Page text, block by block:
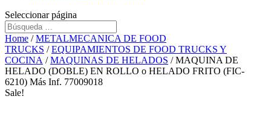
Seleccionar página
Home /METALMECANICA DE FOOD
TRUCKS /EQUIPAMIENTOS DE FOOD TRUCKS Y
COCINA /MAQUINAS DE HELADOS / MAQUINA DE
HELADO (DOBLE) EN ROLLO o HELADO FRITO (FIC-
6210) Más Inf. 77009018
Sale!